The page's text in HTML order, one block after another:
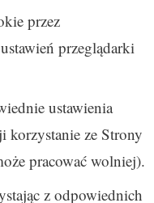
przez
przeglądarki
ustawienia
korzystanie ze Strony
pracować wolniej).
z odpowiednich